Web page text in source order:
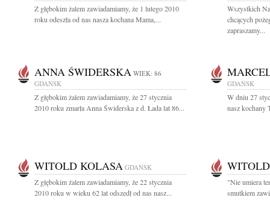
Z głębokim żalem zawiadamiamy, że 1 lutego 2010
roku odeszła od nas nasza kochana Mama,...
Wszystkich
chcących
zapraszamy...
ANNA ŚWIDERSKA WIEK: 86
GDAŃSK
Z głębokim żalem zawiadamiamy, że 27 stycznia
2010 roku zmarła Anna Świderska z d. Łada lat 86...
GDAŃSK
W dniu 27
nasz kochany
WITOLD KOLASA GDAŃSK
Z głębokim żalem zawiadamiamy, że 22 stycznia
2010 roku w wieku 62 lat odszedł od nas nasz...
"Nie umiera
smutkiem